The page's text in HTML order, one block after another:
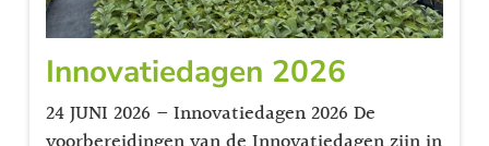
Innovatiedagen 2026
24 JUNI 2026 – Innovatiedagen 2026 De